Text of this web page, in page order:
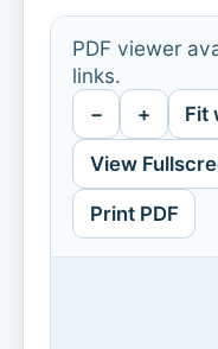
PDF viewer
links.
− + Fit
View
Print PDF